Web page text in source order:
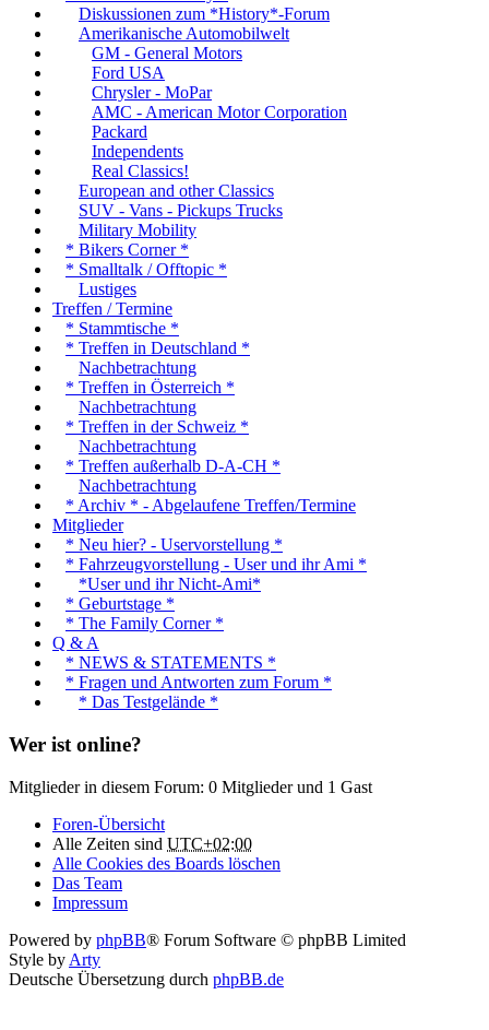
Diskussionen zum *History*-Forum
Amerikanische Automobilwelt
GM - General Motors
Ford USA
Chrysler - MoPar
AMC - American Motor Corporation
Packard
Independents
Real Classics!
European and other Classics
SUV - Vans - Pickups Trucks
Military Mobility
* Bikers Corner *
* Smalltalk / Offtopic *
Lustiges
Treffen / Termine
* Stammtische *
* Treffen in Deutschland *
Nachbetrachtung
* Treffen in Österreich *
Nachbetrachtung
* Treffen in der Schweiz *
Nachbetrachtung
* Treffen außerhalb D-A-CH *
Nachbetrachtung
* Archiv * - Abgelaufene Treffen/Termine
Mitglieder
* Neu hier? - Uservorstellung *
* Fahrzeugvorstellung - User und ihr Ami *
*User und ihr Nicht-Ami*
* Geburtstage *
* The Family Corner *
Q & A
* NEWS & STATEMENTS *
* Fragen und Antworten zum Forum *
* Das Testgelände *
Wer ist online?
Mitglieder in diesem Forum: 0 Mitglieder und 1 Gast
Foren-Übersicht
Alle Zeiten sind UTC+02:00
Alle Cookies des Boards löschen
Das Team
Impressum
Powered by phpBB® Forum Software © phpBB Limited
Style by Arty
Deutsche Übersetzung durch phpBB.de